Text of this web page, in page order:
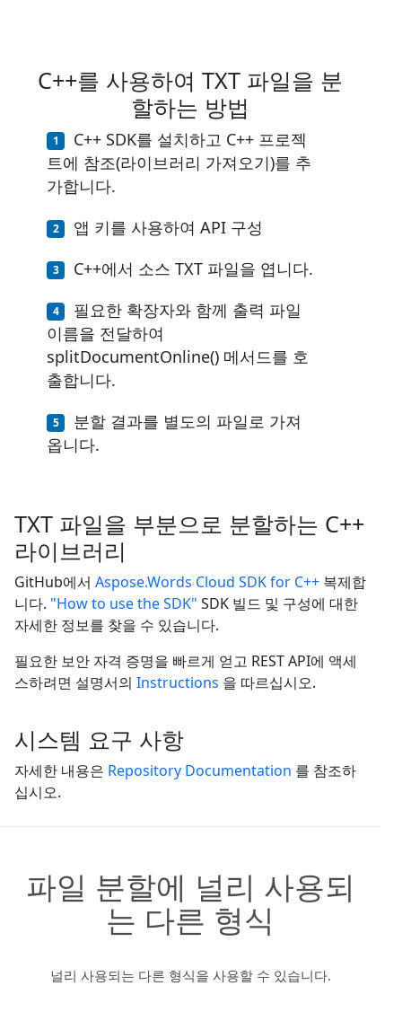
C++를 사용하여 TXT 파일을 분
할하는 방법
C++ SDK를 설치하고 C++ 프로젝
트에 참조(라이브러리 가져오기)를 추
가합니다.
앱 키를 사용하여 API 구성
C++에서 소스 TXT 파일을 엽니다.
필요한 확장자와 함께 출력 파일
이름을 전달하여
splitDocumentOnline() 메서드를 호
출합니다.
분할 결과를 별도의 파일로 가져
옵니다.
TXT 파일을 부분으로 분할하는 C++
라이브러리
GitHub에서 Aspose.Words Cloud SDK for C++ 복제합
니다. "How to use the SDK" SDK 빌드 및 구성에 대한
자세한 정보를 찾을 수 있습니다.
필요한 보안 자격 증명을 빠르게 얻고 REST API에 액세
스하려면 설명서의 Instructions 을 따르십시오.
시스템 요구 사항
자세한 내용은 Repository Documentation 를 참조하
십시오.
파일 분할에 널리 사용되
는 다른 형식
널리 사용되는 다른 형식을 사용할 수 있습니다.